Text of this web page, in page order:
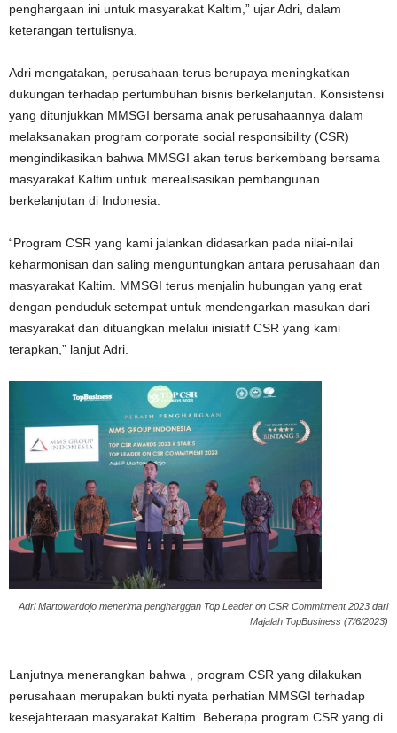
penghargaan ini untuk masyarakat Kaltim,” ujar Adri, dalam
keterangan tertulisnya.
Adri mengatakan, perusahaan terus berupaya meningkatkan
dukungan terhadap pertumbuhan bisnis berkelanjutan. Konsistensi
yang ditunjukkan MMSGI bersama anak perusahaannya dalam
melaksanakan program corporate social responsibility (CSR)
mengindikasikan bahwa MMSGI akan terus berkembang bersama
masyarakat Kaltim untuk merealisasikan pembangunan
berkelanjutan di Indonesia.
“Program CSR yang kami jalankan didasarkan pada nilai-nilai
keharmonisan dan saling menguntungkan antara perusahaan dan
masyarakat Kaltim. MMSGI terus menjalin hubungan yang erat
dengan penduduk setempat untuk mendengarkan masukan dari
masyarakat dan dituangkan melalui inisiatif CSR yang kami
terapkan,” lanjut Adri.
Adri Martowardojo menerima pengharggan Top Leader on CSR Commitment 2023 dari
Majalah TopBusiness (7/6/2023)
Lanjutnya menerangkan bahwa , program CSR yang dilakukan
perusahaan merupakan bukti nyata perhatian MMSGI terhadap
kesejahteraan masyarakat Kaltim. Beberapa program CSR yang di